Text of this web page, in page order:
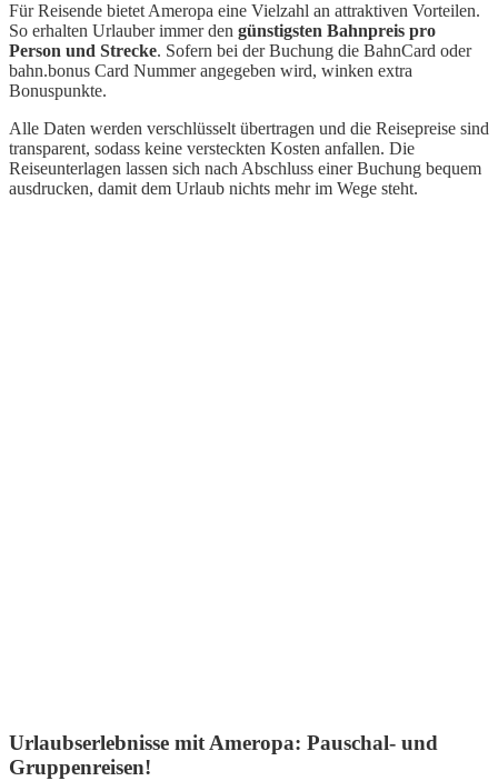
Für Reisende bietet Ameropa eine Vielzahl an attraktiven Vorteilen.
So erhalten Urlauber immer den günstigsten Bahnpreis pro
Person und Strecke. Sofern bei der Buchung die BahnCard oder
bahn.bonus Card Nummer angegeben wird, winken extra
Bonuspunkte.
Alle Daten werden verschlüsselt übertragen und die Reisepreise sind
transparent, sodass keine versteckten Kosten anfallen. Die
Reiseunterlagen lassen sich nach Abschluss einer Buchung bequem
ausdrucken, damit dem Urlaub nichts mehr im Wege steht.
Urlaubserlebnisse mit Ameropa: Pauschal- und
Gruppenreisen!